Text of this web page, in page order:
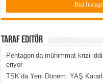
Bizi
Taraf Editör
Pentagon’da mühimmat krizi
eriyor
TSK’da Yeni Dönem: YAŞ